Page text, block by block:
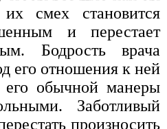
смех становится
и перестает
Бодрость врача
его отношения к ней
обычной манеры
Заботливый
произносить